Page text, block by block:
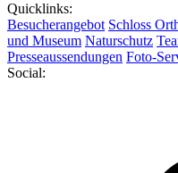
Quicklinks:
Besucherangebot Schloss
und Museum Naturschutz
Presseaussendungen Foto-
Social: